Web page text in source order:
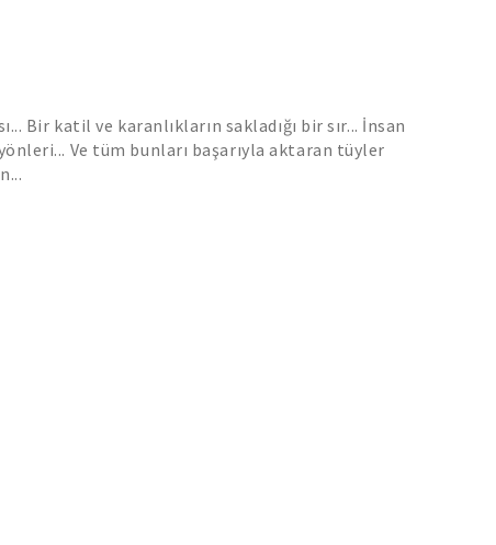
Bir katil ve karanlıkların sakladığı bir sır... İnsan
Ve tüm bunları başarıyla aktaran tüyler